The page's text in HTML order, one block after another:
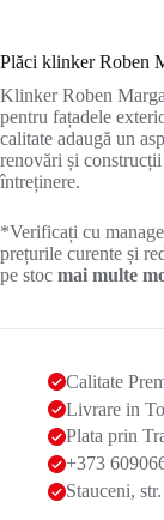
Plăci klinker Roben
Klinker Roben
pentru fațadele
calitate adaugă un
renovări și
întreținere.
*Verificați cu
prețurile curente și
pe stoc mai multe
Calitate
Livrare in
Plata prin
+373
Stauceni,